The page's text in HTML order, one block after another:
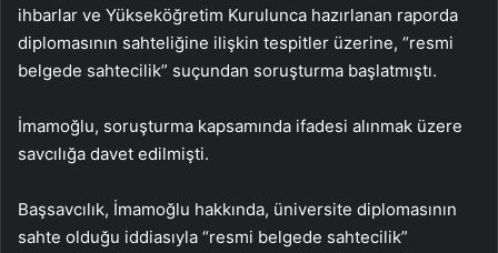
ihbarlar ve Yükseköğretim Kurulunca hazırlanan raporda
diplomasının sahteliğine ilişkin tespitler üzerine, “resmi
belgede sahtecilik” suçundan soruşturma başlatmıştı.
İmamoğlu, soruşturma kapsamında ifadesi alınmak üzere
savcılığa davet edilmişti.
Başsavcılık, İmamoğlu hakkında, üniversite diplomasının
sahte olduğu iddiasıyla “resmi belgede sahtecilik”